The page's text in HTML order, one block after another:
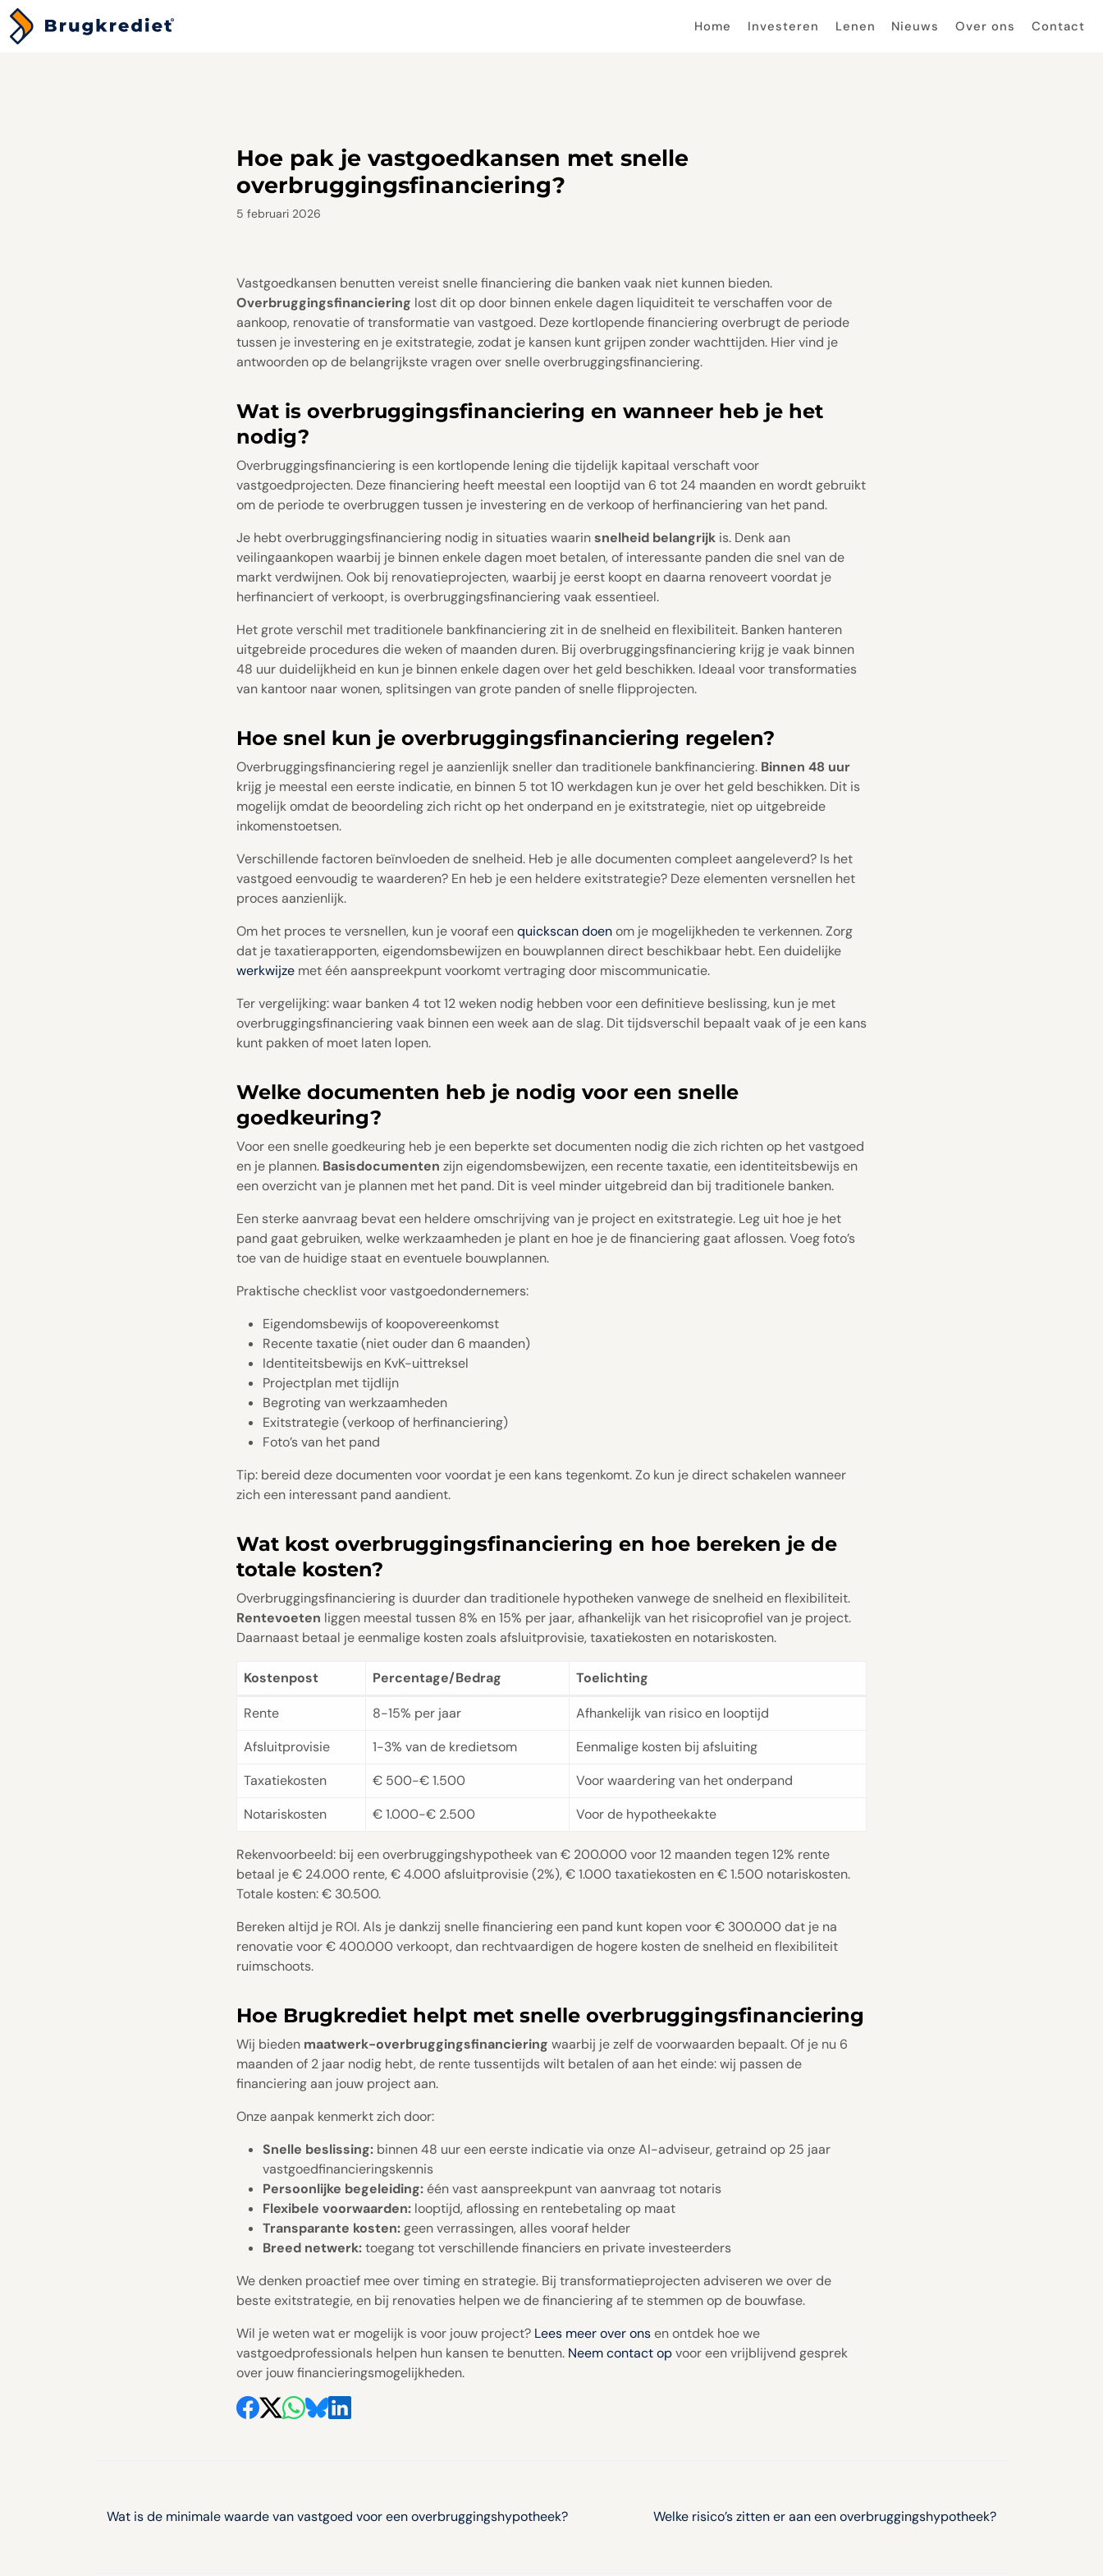
Home Investeren Lenen Nieuws Over ons Contact
Hoe pak je vastgoedkansen met snelle
overbruggingsfinanciering?
5 februari 2026
Vastgoedkansen benutten vereist snelle financiering die banken vaak niet kunnen bieden.
Overbruggingsfinanciering lost dit op door binnen enkele dagen liquiditeit te verschaffen voor de
aankoop, renovatie of transformatie van vastgoed. Deze kortlopende financiering overbrugt de periode
tussen je investering en je exitstrategie, zodat je kansen kunt grijpen zonder wachttijden. Hier vind je
antwoorden op de belangrijkste vragen over snelle overbruggingsfinanciering.
Wat is overbruggingsfinanciering en wanneer heb je het
nodig?
Overbruggingsfinanciering is een kortlopende lening die tijdelijk kapitaal verschaft voor
vastgoedprojecten. Deze financiering heeft meestal een looptijd van 6 tot 24 maanden en wordt gebruikt
om de periode te overbruggen tussen je investering en de verkoop of herfinanciering van het pand.
Je hebt overbruggingsfinanciering nodig in situaties waarinsnelheid belangrijk is. Denk aan
veilingaankopen waarbij je binnen enkele dagen moet betalen, of interessante panden die snel van de
markt verdwijnen. Ook bij renovatieprojecten, waarbij je eerst koopt en daarna renoveert voordat je
herfinanciert of verkoopt, is overbruggingsfinanciering vaak essentieel.
Het grote verschil met traditionele bankfinanciering zit in de snelheid en flexibiliteit. Banken hanteren
uitgebreide procedures die weken of maanden duren. Bij overbruggingsfinanciering krijg je vaak binnen
48 uur duidelijkheid en kun je binnen enkele dagen over het geld beschikken. Ideaal voor transformaties
van kantoor naar wonen, splitsingen van grote panden of snelle flipprojecten.
Hoe snel kun je overbruggingsfinanciering regelen?
Overbruggingsfinanciering regel je aanzienlijk sneller dan traditionele bankfinanciering. Binnen 48 uur
krijg je meestal een eerste indicatie, en binnen 5 tot 10 werkdagen kun je over het geld beschikken. Dit is
mogelijk omdat de beoordeling zich richt op het onderpand en je exitstrategie, niet op uitgebreide
inkomenstoetsen.
Verschillende factoren beïnvloeden de snelheid. Heb je alle documenten compleet aangeleverd? Is het
vastgoed eenvoudig te waarderen? En heb je een heldere exitstrategie? Deze elementen versnellen het
proces aanzienlijk.
Om het proces te versnellen, kun je vooraf eenquickscan doenom je mogelijkheden te verkennen. Zorg
dat je taxatierapporten, eigendomsbewijzen en bouwplannen direct beschikbaar hebt. Een duidelijke
werkwijze met één aanspreekpunt voorkomt vertraging door miscommunicatie.
Ter vergelijking: waar banken 4 tot 12 weken nodig hebben voor een definitieve beslissing, kun je met
overbruggingsfinanciering vaak binnen een week aan de slag. Dit tijdsverschil bepaalt vaak of je een kans
kunt pakken of moet laten lopen.
Welke documenten heb je nodig voor een snelle
goedkeuring?
Voor een snelle goedkeuring heb je een beperkte set documenten nodig die zich richten op het vastgoed
en je plannen. Basisdocumenten zijn eigendomsbewijzen, een recente taxatie, een identiteitsbewijs en
een overzicht van je plannen met het pand. Dit is veel minder uitgebreid dan bij traditionele banken.
Een sterke aanvraag bevat een heldere omschrijving van je project en exitstrategie. Leg uit hoe je het
pand gaat gebruiken, welke werkzaamheden je plant en hoe je de financiering gaat aflossen. Voeg foto’s
toe van de huidige staat en eventuele bouwplannen.
Praktische checklist voor vastgoedondernemers:
Eigendomsbewijs of koopovereenkomst
Recente taxatie (niet ouder dan 6 maanden)
Identiteitsbewijs en KvK-uittreksel
Projectplan met tijdlijn
Begroting van werkzaamheden
Exitstrategie (verkoop of herfinanciering)
Foto’s van het pand
Tip: bereid deze documenten voor voordat je een kans tegenkomt. Zo kun je direct schakelen wanneer
zich een interessant pand aandient.
Wat kost overbruggingsfinanciering en hoe bereken je de
totale kosten?
Overbruggingsfinanciering is duurder dan traditionele hypotheken vanwege de snelheid en flexibiliteit.
Rentevoeten liggen meestal tussen 8% en 15% per jaar, afhankelijk van het risicoprofiel van je project.
Daarnaast betaal je eenmalige kosten zoals afsluitprovisie, taxatiekosten en notariskosten.
Kostenpost Percentage/Bedrag Toelichting
Rente 8-15% per jaar
Afhankelijk van risico en looptijd
Afsluitprovisie
1-3% van de kredietsom
Eenmalige kosten bij afsluiting
Taxatiekosten
€ 500-€ 1.500
Voor waardering van het onderpand
Notariskosten
€ 1.000-€ 2.500 Voor de hypotheekakte
Rekenvoorbeeld: bij een overbruggingshypotheek van € 200.000 voor 12 maanden tegen 12% rente
betaal je € 24.000 rente, € 4.000 afsluitprovisie (2%), € 1.000 taxatiekosten en € 1.500 notariskosten.
Totale kosten: € 30.500.
Bereken altijd je ROI. Als je dankzij snelle financiering een pand kunt kopen voor € 300.000 dat je na
renovatie voor € 400.000 verkoopt, dan rechtvaardigen de hogere kosten de snelheid en flexibiliteit
ruimschoots.
Hoe Brugkrediet helpt met snelle overbruggingsfinanciering
Wij bieden maatwerk-overbruggingsfinanciering waarbij je zelf de voorwaarden bepaalt. Of je nu 6
maanden of 2 jaar nodig hebt, de rente tussentijds wilt betalen of aan het einde: wij passen de
financiering aan jouw project aan.
Onze aanpak kenmerkt zich door:
Snelle beslissing: binnen 48 uur een eerste indicatie via onze AI-adviseur, getraind op 25 jaar
vastgoedfinancieringskennis
Persoonlijke begeleiding:één vast aanspreekpunt van aanvraag tot notaris
Flexibele voorwaarden: looptijd, aflossing en rentebetaling op maat
Transparante kosten:geen verrassingen, alles vooraf helder
Breed netwerk:toegang tot verschillende financiers en private investeerders
We denken proactief mee over timing en strategie. Bij transformatieprojecten adviseren we over de
beste exitstrategie, en bij renovaties helpen we de financiering af te stemmen op de bouwfase.
Wil je weten wat er mogelijk is voor jouw project? Lees meer over onsen ontdek hoe we
vastgoedprofessionals helpen hun kansen te benutten. Neem contact opvoor een vrijblijvend gesprek
over jouw financieringsmogelijkheden.
Wat is de minimale waarde van vastgoed voor een overbruggingshypotheek? Welke risico’s zitten er aan een overbruggingshypotheek?